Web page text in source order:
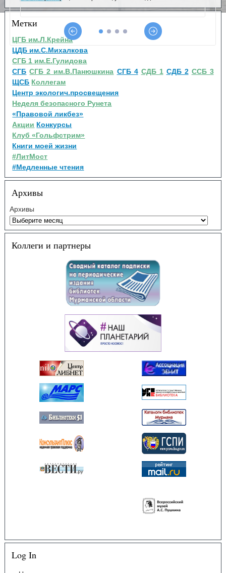
Метки
ЦГБ им.Л.Крейна
ЦДБ им.С.Михалкова
СГБ 1 им.Е.Гулидова
СГБ СГБ 2 им.В.Панюшкина СГБ 4 СДБ 1 СДБ 2 ССБ 3
ЩСБ Коллегам
Центр экологич.просвещения
Неделя безопасного Рунета
«Правовой ликбез»
Акции Конкурсы
Клуб «Гольфстрим»
Книги моей жизни
#ЛитМост
#Медленные чтения
Архивы
Архивы
Коллеги и партнеры
Log In